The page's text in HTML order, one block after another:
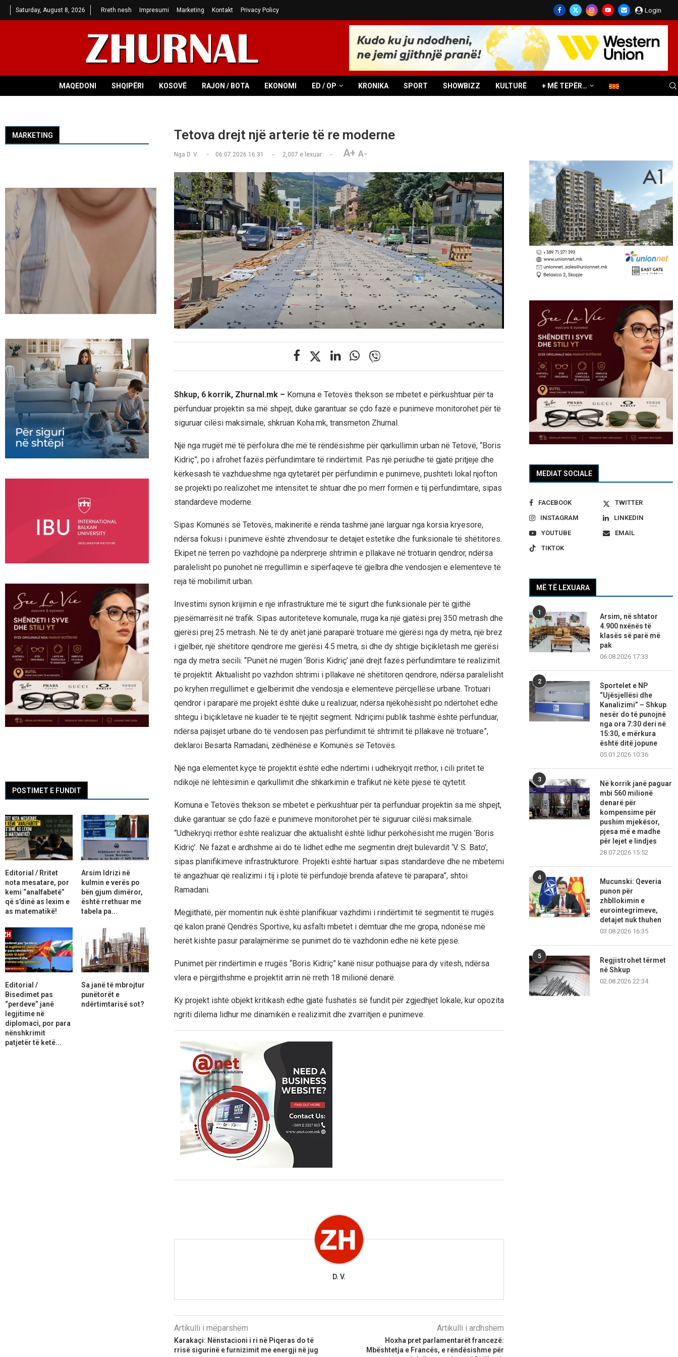
Saturday, August 8, 2026 Rreth nesh Impresumi Marketing Kontakt Privacy Policy Login
MAQEDONI SHQIPËRI KOSOVË RAJON / BOTA EKONOMI ED / OP KRONIKA SPORT SHOWBIZZ KULTURË + MË TEPËR…
Tetova drejt një arterie të re moderne
Nga D. V. 06.07.2026 16:31 2,007 e lexuar A+ A-
Shkup, 6 korrik, Zhurnal.mk – Komuna e Tetovës thekson se mbetet e përkushtuar për ta
përfunduar projektin sa më shpejt, duke garantuar se çdo fazë e punimeve monitorohet për të
siguruar cilësi maksimale, shkruan Koha.mk, transmeton Zhurnal.
Një nga rrugët më të përfolura dhe më të rëndësishme për qarkullimin urban në Tetovë, “Boris
Kidriç”, po i afrohet fazës përfundimtare të rindërtimit. Pas një periudhe të gjatë pritjeje dhe
kërkesash të vazhdueshme nga qytetarët për përfundimin e punimeve, pushteti lokal njofton
se projekti po realizohet me intensitet të shtuar dhe po merr formën e tij përfundimtare, sipas
standardeve moderne.
Sipas Komunës së Tetovës, makineritë e rënda tashmë janë larguar nga korsia kryesore,
ndërsa fokusi i punimeve është zhvendosur te detajet estetike dhe funksionale të shëtitores.
Ekipet në terren po vazhdojnë pa ndërprerje shtrimin e pllakave në trotuarin qendror, ndërsa
paralelisht po punohet në rregullimin e sipërfaqeve të gjelbra dhe vendosjen e elementeve të
reja të mobilimit urban.
Investimi synon krijimin e një infrastrukture më të sigurt dhe funksionale për të gjithë
pjesëmarrësit në trafik. Sipas autoriteteve komunale, rruga ka një gjatësi prej 350 metrash dhe
gjerësi prej 25 metrash. Në të dy anët janë paraparë trotuare me gjerësi nga dy metra, një brez
i gjelbër, një shëtitore qendrore me gjerësi 4.5 metra, si dhe dy shtigje biçikletash me gjerësi
nga dy metra secili. “Punët në rrugën ‘Boris Kidriç’ janë drejt fazës përfundimtare të realizimit
të projektit. Aktualisht po vazhdon shtrimi i pllakave në shëtitoren qendrore, ndërsa paralelisht
po kryhen rregullimet e gjelbërimit dhe vendosja e elementeve përcjellëse urbane. Trotuari
qendror i paraparë me projekt është duke u realizuar, ndërsa njëkohësisht po ndërtohet edhe
shtegu i biçikletave në kuadër të të njëjtit segment. Ndriçimi publik tashmë është përfunduar,
ndërsa pajisjet urbane do të vendosen pas përfundimit të shtrimit të pllakave në trotuare”,
deklaroi Besarta Ramadani, zëdhënëse e Komunës së Tetovës.
Një nga elementet kyçe të projektit është edhe ndërtimi i udhëkryqit rrethor, i cili pritet të
ndikojë në lehtësimin e qarkullimit dhe shkarkimin e trafikut në këtë pjesë të qytetit.
Komuna e Tetovës thekson se mbetet e përkushtuar për ta përfunduar projektin sa më shpejt,
duke garantuar se çdo fazë e punimeve monitorohet për të siguruar cilësi maksimale.
“Udhëkryqi rrethor është realizuar dhe aktualisht është lidhur përkohësisht me rrugën ‘Boris
Kidriç’. Në fazat e ardhshme ai do të lidhet edhe me segmentin drejt bulevardit ‘V. S. Bato’,
sipas planifikimeve infrastrukturore. Projekti është hartuar sipas standardeve dhe ne mbetemi
të angazhuar që realizimi i tij i plotë të përfundojë brenda afateve të parapara”, shtoi
Ramadani.
Megjithatë, për momentin nuk është planifikuar vazhdimi i rindërtimit të segmentit të rrugës
që kalon pranë Qendrës Sportive, ku asfalti mbetet i dëmtuar dhe me gropa, ndonëse më
herët kishte pasur paralajmërime se punimet do të vazhdonin edhe në këtë pjesë.
Punimet për rindërtimin e rrugës “Boris Kidriç” kanë nisur pothuajse para dy vitesh, ndërsa
vlera e përgjithshme e projektit arrin në rreth 18 milionë denarë.
Ky projekt ishte objekt kritikash edhe gjatë fushatës së fundit për zgjedhjet lokale, kur opozita
ngriti dilema lidhur me dinamikën e realizimit dhe zvarritjen e punimeve.
D. V.
Artikulli i mëparshëm
Karakaçi: Nënstacioni i ri në Piqeras do të
rrisë sigurinë e furnizimit me energji në jug
Artikulli i ardhshëm
Hoxha pret parlamentarët francezë:
Mbështetja e Francës, e rëndësishme për
MEDIAT SOCIALE
FACEBOOK
TWITTER
INSTAGRAM
LINKEDIN
YOUTUBE
EMAIL
TIKTOK
MË TË LEXUARA
1
Arsim, në shtator
4.900 nxënës të
klasës së parë më
pak
06.08.2026 17:33
2
Sportelet e NP
“Ujësjellësi dhe
Kanalizimi” – Shkup
nesër do të punojnë
nga ora 7:30 deri në
15:30, e mërkura
është ditë jopune
05.01.2026 10:36
3
Në korrik janë paguar
mbi 560 milionë
denarë për
kompensime për
pushim mjekësor,
pjesa më e madhe
për lejet e lindjes
28.07.2026 15:52
4
Mucunski: Qeveria
punon për
zhbllokimin e
eurointegrimeve,
detajet nuk thuhen
03.08.2026 16:35
5
Regjistrohet tërmet
në Shkup
02.08.2026 22:34
MARKETING
POSTIMET E FUNDIT
Editorial / Rritet
nota mesatare, por
kemi “analfabetë”
që s’dinë as lexim e
as matematikë!
Arsim Idrizi në
kulmin e verës po
bën gjum dimëror,
është rrethuar me
tabela pa...
Editorial /
Bisedimet pas
“perdeve” janë
legjitime në
diplomaci, por para
nënshkrimit
patjetër të ketë...
Sa janë të mbrojtur
punëtorët e
ndërtimtarisë sot?